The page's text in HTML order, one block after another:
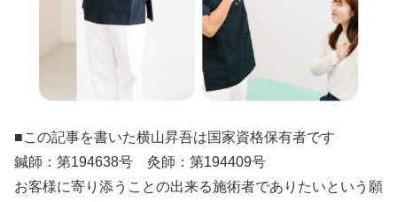
■この記事を書いた横山昇吾は国家資格保有者です
鍼師：第194638号 灸師：第194409号
お客様に寄り添うことの出来る施術者でありたいという願